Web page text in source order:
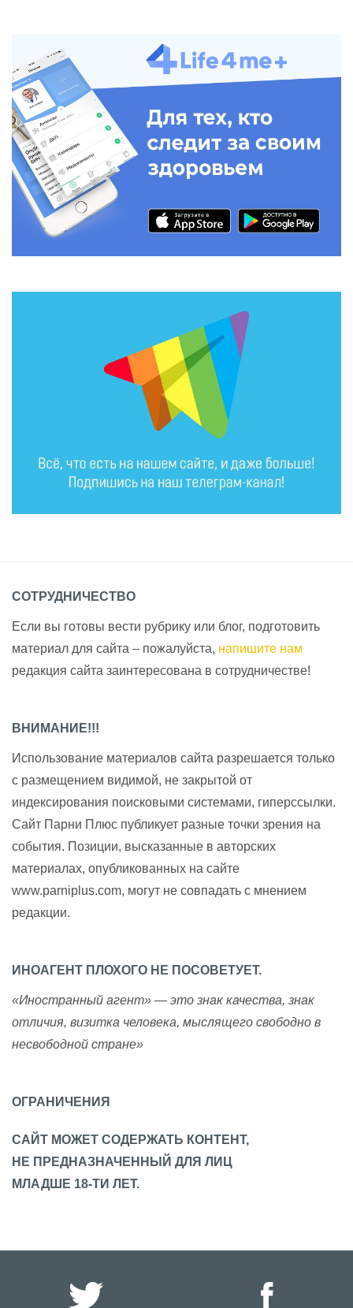
СОТРУДНИЧЕСТВО
Если вы готовы вести рубрику или блог, подготовить
материал для сайта – пожалуйста, напишите нам
редакция сайта заинтересована в сотрудничестве!
ВНИМАНИЕ!!!
Использование материалов сайта разрешается только
с размещением видимой, не закрытой от
индексирования поисковыми системами, гиперссылки.
Сайт Парни Плюс публикует разные точки зрения на
события. Позиции, высказанные в авторских
материалах, опубликованных на сайте
www.parniplus.com, могут не совпадать с мнением
редакции.
ИНОАГЕНТ ПЛОХОГО НЕ ПОСОВЕТУЕТ.
«Иностранный агент» — это знак качества, знак
отличия, визитка человека, мыслящего свободно в
несвободной стране»
ОГРАНИЧЕНИЯ
САЙТ МОЖЕТ СОДЕРЖАТЬ КОНТЕНТ,
НЕ ПРЕДНАЗНАЧЕННЫЙ ДЛЯ ЛИЦ
МЛАДШЕ 18-ТИ ЛЕТ.